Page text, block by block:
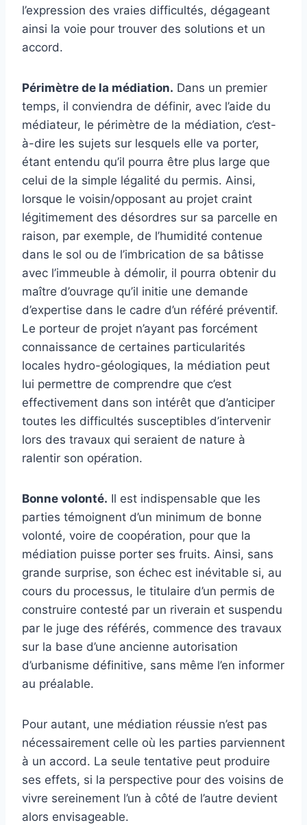
l’expression des vraies difficultés, dégageant
ainsi la voie pour trouver des solutions et un
accord.
Périmètre de la médiation. Dans un premier
temps, il conviendra de définir, avec l’aide du
médiateur, le périmètre de la médiation, c’est-
à-dire les sujets sur lesquels elle va porter,
étant entendu qu’il pourra être plus large que
celui de la simple légalité du permis. Ainsi,
lorsque le voisin/opposant au projet craint
légitimement des désordres sur sa parcelle en
raison, par exemple, de l’humidité contenue
dans le sol ou de l’imbrication de sa bâtisse
avec l’immeuble à démolir, il pourra obtenir du
maître d’ouvrage qu’il initie une demande
d’expertise dans le cadre d’un référé préventif.
Le porteur de projet n’ayant pas forcément
connaissance de certaines particularités
locales hydro-géologiques, la médiation peut
lui permettre de comprendre que c’est
effectivement dans son intérêt que d’anticiper
toutes les difficultés susceptibles d’intervenir
lors des travaux qui seraient de nature à
ralentir son opération.
Bonne volonté. Il est indispensable que les
parties témoignent d’un minimum de bonne
volonté, voire de coopération, pour que la
médiation puisse porter ses fruits. Ainsi, sans
grande surprise, son échec est inévitable si, au
cours du processus, le titulaire d’un permis de
construire contesté par un riverain et suspendu
par le juge des référés, commence des travaux
sur la base d’une ancienne autorisation
d’urbanisme définitive, sans même l’en informer
au préalable.
Pour autant, une médiation réussie n’est pas
nécessairement celle où les parties parviennent
à un accord. La seule tentative peut produire
ses effets, si la perspective pour des voisins de
vivre sereinement l’un à côté de l’autre devient
alors envisageable.